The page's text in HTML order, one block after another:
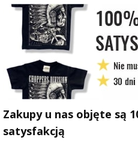
Zakupy u nas objęte są
satysfakcją